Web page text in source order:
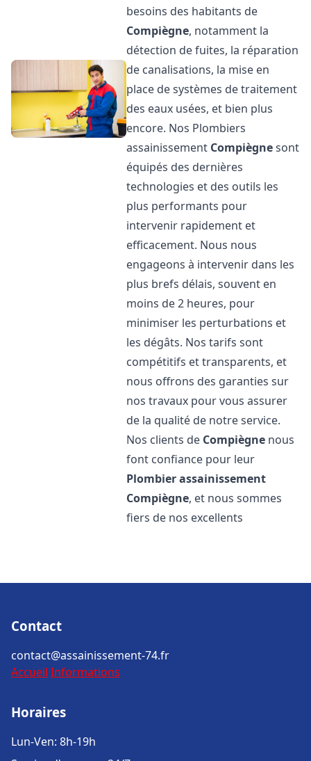
besoins des habitants de
Compiègne, notamment la
détection de fuites, la réparation
de canalisations, la mise en
place de systèmes de traitement
des eaux usées, et bien plus
encore. Nos Plombiers
assainissement Compiègnesont
équipés des dernières
technologies et des outils les
plus performants pour
intervenir rapidement et
efficacement. Nous nous
engageons à intervenir dans les
plus brefs délais, souvent en
moins de 2 heures, pour
minimiser les perturbations et
les dégâts. Nos tarifs sont
compétitifs et transparents, et
nous offrons des garanties sur
nos travaux pour vous assurer
de la qualité de notre service.
Nos clients de Compiègne nous
font confiance pour leur
Plombier assainissement
Compiègne, et nous sommes
fiers de nos excellents
Contact
contact@assainissement-74.fr
Accueil Informations
Horaires
Lun-Ven: 8h-19h